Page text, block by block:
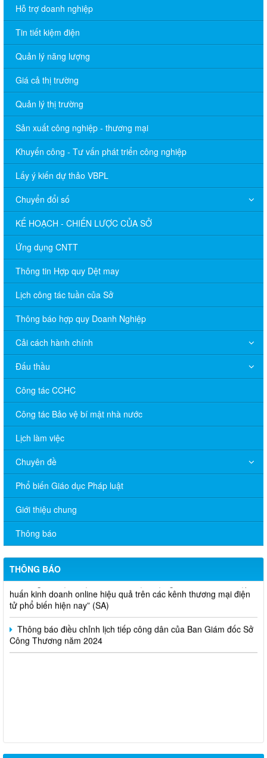
Hỗ trợ doanh nghiệp
Tin tiết kiệm điện
Quản lý năng lượng
Giá cả thị trường
Quản lý thị trường
Sản xuất công nghiệp - thương mại
Khuyến công - Tư vấn phát triển công nghiệp
Lấy ý kiến dự thảo VBPL
Chuyển đổi số
KẾ HOẠCH - CHIẾN LƯỢC CỦA SỞ
Ứng dụng CNTT
Thông tin Hợp quy Dệt may
Lịch công tác tuần của Sở
Thông báo hợp quy Doanh Nghiệp
Cải cách hành chính
Đấu thầu
Công tác CCHC
Công tác Bảo vệ bí mật nhà nước
Lịch làm việc
Chuyên đề
Phổ biến Giáo dục Pháp luật
Giới thiệu chung
Thông báo
THÔNG BÁO
V/v đề nghị báo cáo hệ thống phân phối, nhãn hiệu hàng hóa
và hoạt động mua bán khí trên địa bàn tỉnh năm 2025 (nhắc lần
2).
Thông báo lựa chọn nhà thầu thực hiện gói thầu: “tổ chức tập
huấn kinh doanh online hiệu quả trên các kênh thương mại điện
tử phổ biến hiện nay” (SA)
Thông báo điều chỉnh lịch tiếp công dân của Ban Giám đốc Sở
Công Thương năm 2024